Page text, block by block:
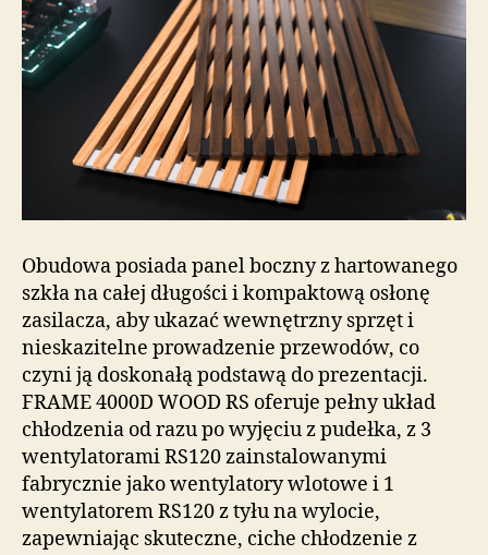
Obudowa posiada panel boczny z hartowanego
szkła na całej długości i kompaktową osłonę
zasilacza, aby ukazać wewnętrzny sprzęt i
nieskazitelne prowadzenie przewodów, co
czyni ją doskonałą podstawą do prezentacji.
FRAME 4000D WOOD RS oferuje pełny układ
chłodzenia od razu po wyjęciu z pudełka, z 3
wentylatorami RS120 zainstalowanymi
fabrycznie jako wentylatory wlotowe i 1
wentylatorem RS120 z tyłu na wylocie,
zapewniając skuteczne, ciche chłodzenie z